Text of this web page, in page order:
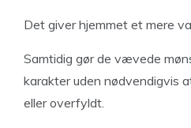
Det giver hjemmet et mere
Samtidig gør de vævede
karakter uden nødvendigvis
eller overfyldt.